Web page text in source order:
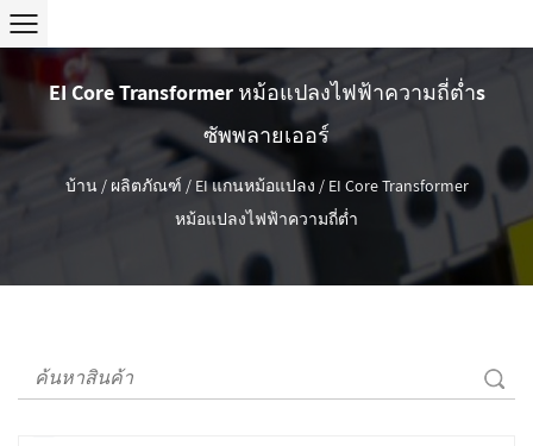
EI Core Transformer หม้อแปลงไฟฟ้าความถี่ต่ำs
ซัพพลายเออร์
บ้าน/ ผลิตภัณฑ์ / EI แกนหม้อแปลง / EI Core Transformer
หม้อแปลงไฟฟ้าความถี่ต่ำ